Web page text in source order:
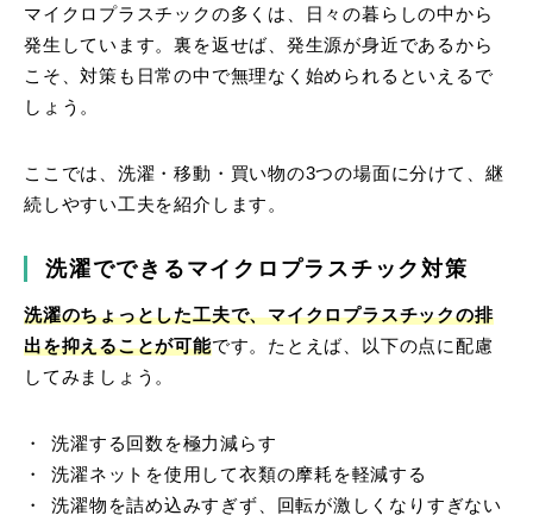
マイクロプラスチックの多くは、日々の暮らしの中から
発生しています。裏を返せば、発生源が身近であるから
こそ、対策も日常の中で無理なく始められるといえるで
しょう。
ここでは、洗濯・移動・買い物の3つの場面に分けて、継
続しやすい工夫を紹介します。
洗濯でできるマイクロプラスチック対策
洗濯のちょっとした工夫で、マイクロプラスチックの排
出を抑えることが可能です。たとえば、以下の点に配慮
してみましょう。
洗濯する回数を極力減らす
洗濯ネットを使用して衣類の摩耗を軽減する
洗濯物を詰め込みすぎず、回転が激しくなりすぎない